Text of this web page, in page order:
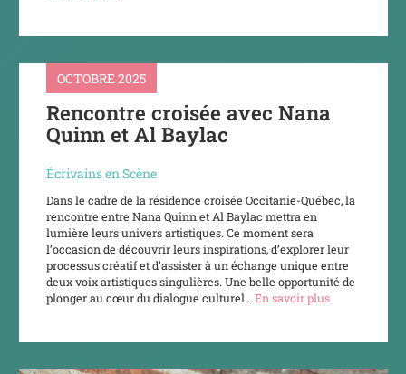
OCTOBRE 2025
Rencontre croisée avec Nana
Quinn et Al Baylac
Écrivains en Scène
Dans le cadre de la résidence croisée Occitanie-Québec, la
rencontre entre Nana Quinn et Al Baylac mettra en
lumière leurs univers artistiques. Ce moment sera
l’occasion de découvrir leurs inspirations, d’explorer leur
processus créatif et d’assister à un échange unique entre
deux voix artistiques singulières. Une belle opportunité de
plonger au cœur du dialogue culturel… En savoir plus